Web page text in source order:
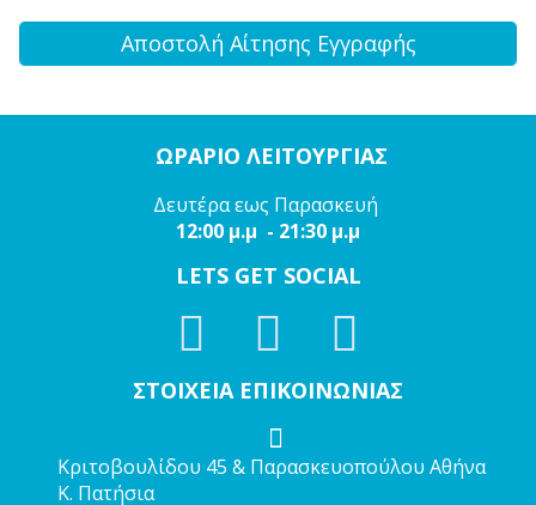
Αποστολή Αίτησης Εγγραφής
ΩΡΑΡΙΟ ΛΕΙΤΟΥΡΓΙΑΣ
Δευτέρα εως Παρασκευή
12:00 μ.μ - 21:30 μ.μ
LETS GET SOCIAL
ΣΤΟΙΧΕΙΑ ΕΠΙΚΟΙΝΩΝΙΑΣ
Κριτοβουλίδου 45 & Παρασκευοπούλου Αθήνα
Κ. Πατήσια